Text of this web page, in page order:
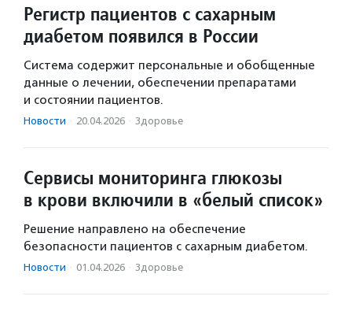
Регистр пациентов с сахарным
диабетом появился в России
Система содержит персональные и обобщенные
данные о лечении, обеспечении препаратами
и состоянии пациентов.
Новости · 20.04.2026 · Здоровье
Сервисы мониторинга глюкозы
в крови включили в «белый список»
Решение направлено на обеспечение
безопасности пациентов с сахарным диабетом.
Новости · 01.04.2026 · Здоровье